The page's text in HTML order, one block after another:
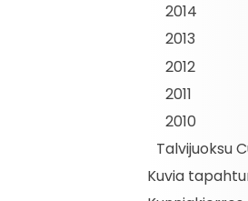
2014
2013
2012
2011
2010
Talvijuoksu
Kuvia